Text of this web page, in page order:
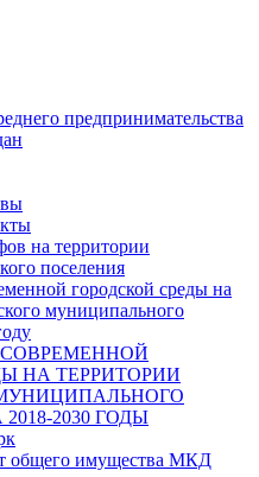
предпринимательства
на территории
поселения
городской среды на
муниципального
НА ТЕРРИТОРИИ
2030 ГОДЫ
общего имущества МКД